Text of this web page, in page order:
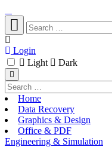
Login
Light
Dark
Home
Data Recovery
Graphics & Design
Office & PDF
Engineering & Simulation